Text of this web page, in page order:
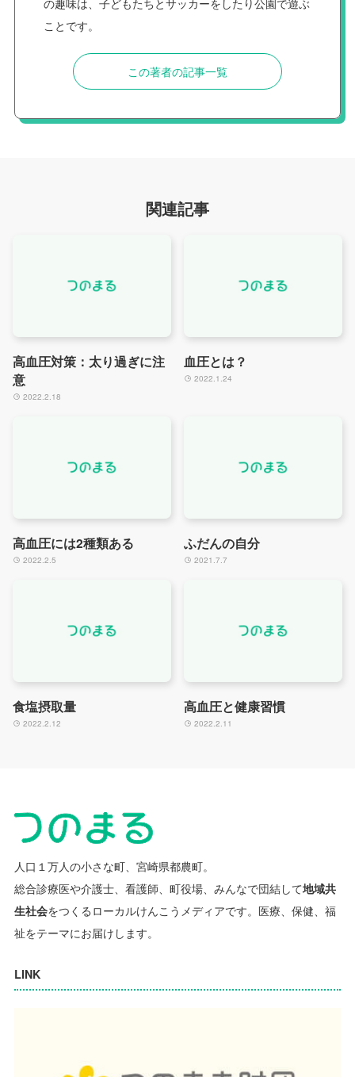
ことです。
この著者の記事一覧
関連記事
高血圧対策：太り過ぎに注
意
2022.2.18
血圧とは？
2022.1.24
高血圧には2種類ある
2022.2.5
ふだんの自分
2021.7.7
食塩摂取量
2022.2.12
高血圧と健康習慣
2022.2.11
人口１万人の小さな町、宮崎県都農町。
総合診療医や介護士、看護師、町役場、みんなで団結して地域共
生社会をつくるローカルけんこうメディアです。 医療、保健、福
祉をテーマにお届けします。
LINK